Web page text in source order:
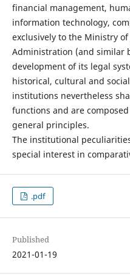
financial management,
information technology,
exclusively to the Ministry
Administration (and similar
development of its legal
historical, cultural and
institutions nevertheless
functions and are
general principles.
The institutional
special interest in
.pdf
Published
2021-01-19